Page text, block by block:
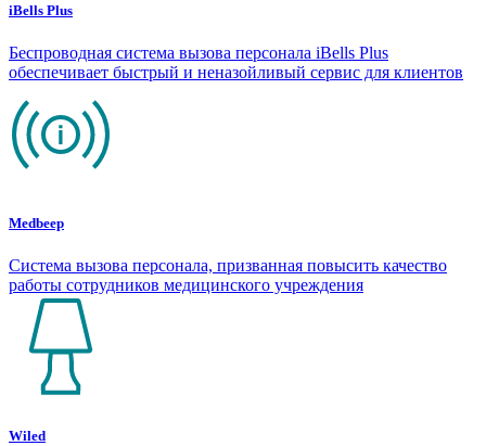
iBells Plus
Беспроводная система вызова персонала iBells Plus
обеспечивает быстрый и неназойливый сервис для клиентов
Medbeep
Система вызова персонала, призванная повысить качество
работы сотрудников медицинского учреждения
Wiled